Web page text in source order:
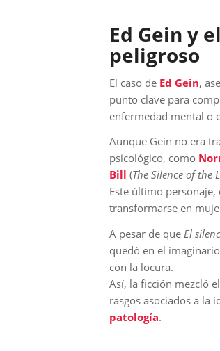
Ed Gein y
peligroso
El caso de Ed Gein,
punto clave para
enfermedad mental o
Aunque Gein no era
psicológico, como
Bill (The Silence of the
Este último
transformarse en
A pesar de que El
quedó en el
con la locura.
Así, la ficción mezcló
rasgos asociados a la
patología.